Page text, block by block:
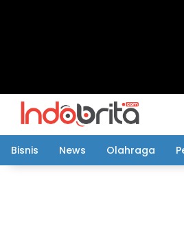
Bisnis News Olahraga